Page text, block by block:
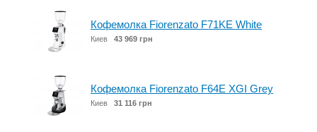
Кофемолка Fiorenzato F71KE White
Киев 43 969 грн
Кофемолка Fiorenzato F64E XGI Grey
Киев 31 116 грн